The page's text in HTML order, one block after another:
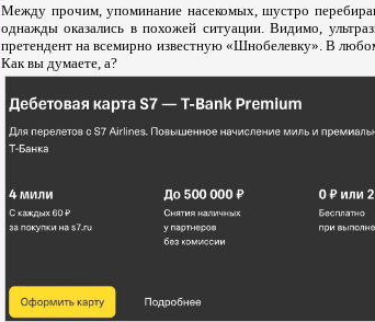
Между прочим, упоминание насекомых, шустро
однажды оказались в похожей ситуации. Видимо,
претендент на всемирно известную «Шнобелевку». В
Как вы думаете, а?